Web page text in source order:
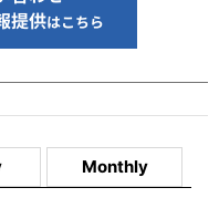
Monthly